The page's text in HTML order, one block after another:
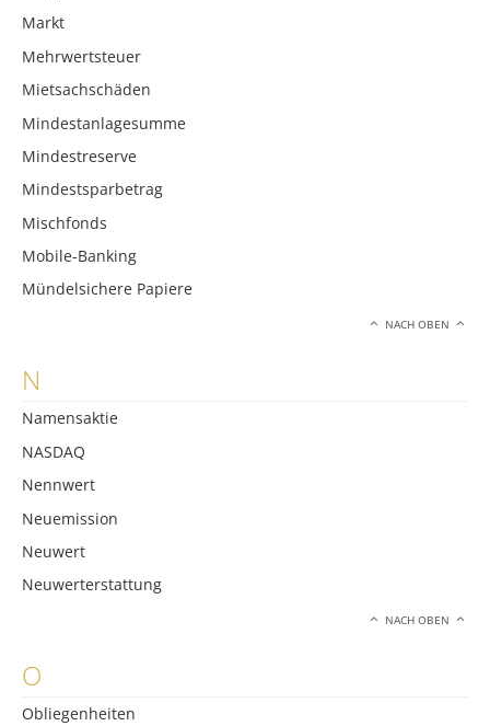
Markt
Mehrwertsteuer
Mietsachschäden
Mindestanlagesumme
Mindestreserve
Mindestsparbetrag
Mischfonds
Mobile-Banking
Mündelsichere Papiere
NACH OBEN
N
Namensaktie
NASDAQ
Nennwert
Neuemission
Neuwert
Neuwerterstattung
NACH OBEN
O
Obliegenheiten